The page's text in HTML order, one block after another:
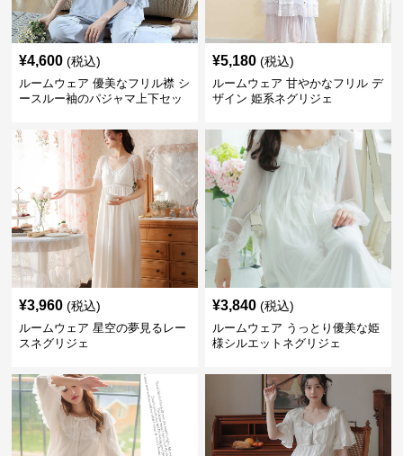
¥4,600 (税込)
ルームウェア 優美なフリル襟 シ
ースルー袖のパジャマ上下セッ
¥5,180 (税込)
ルームウェア 甘やかなフリル デ
ザイン 姫系ネグリジェ
¥3,960 (税込)
ルームウェア 星空の夢見るレー
スネグリジェ
¥3,840 (税込)
ルームウェア うっとり優美な姫
様シルエットネグリジェ